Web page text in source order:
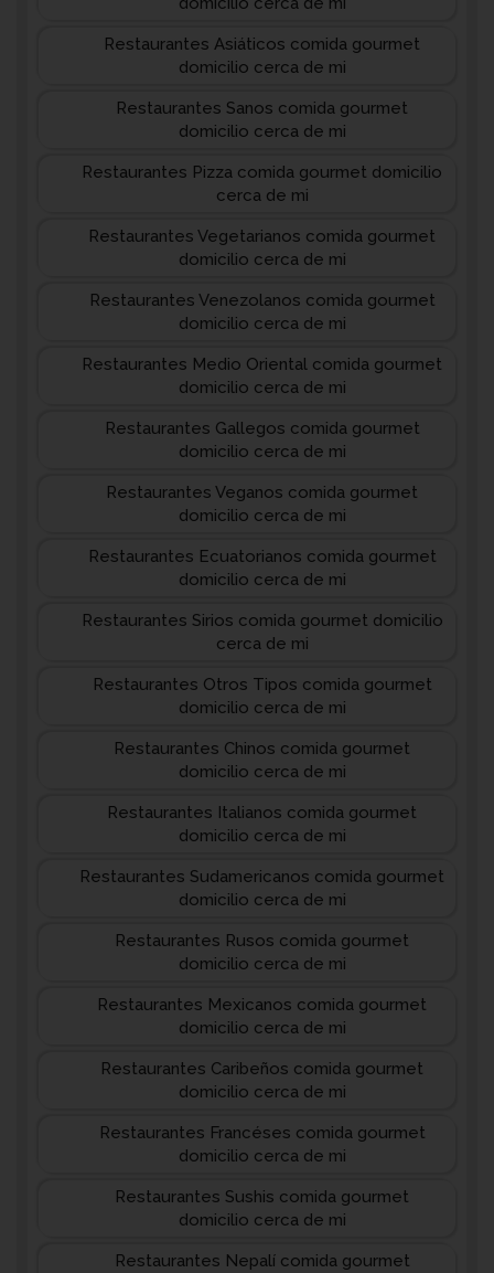
Restaurantes Asiáticos comida gourmet
domicilio cerca de mi
Restaurantes Sanos comida gourmet
domicilio cerca de mi
Restaurantes Pizza comida gourmet domicilio
cerca de mi
Restaurantes Vegetarianos comida gourmet
domicilio cerca de mi
Restaurantes Venezolanos comida gourmet
domicilio cerca de mi
Restaurantes Medio Oriental comida gourmet
domicilio cerca de mi
Restaurantes Gallegos comida gourmet
domicilio cerca de mi
Restaurantes Veganos comida gourmet
domicilio cerca de mi
Restaurantes Ecuatorianos comida gourmet
domicilio cerca de mi
Restaurantes Sirios comida gourmet domicilio
cerca de mi
Restaurantes Otros Tipos comida gourmet
domicilio cerca de mi
Restaurantes Chinos comida gourmet
domicilio cerca de mi
Restaurantes Italianos comida gourmet
domicilio cerca de mi
Restaurantes Sudamericanos comida gourmet
domicilio cerca de mi
Restaurantes Rusos comida gourmet
domicilio cerca de mi
Restaurantes Mexicanos comida gourmet
domicilio cerca de mi
Restaurantes Caribeños comida gourmet
domicilio cerca de mi
Restaurantes Francéses comida gourmet
domicilio cerca de mi
Restaurantes Sushis comida gourmet
domicilio cerca de mi
Restaurantes Nepalí comida gourmet